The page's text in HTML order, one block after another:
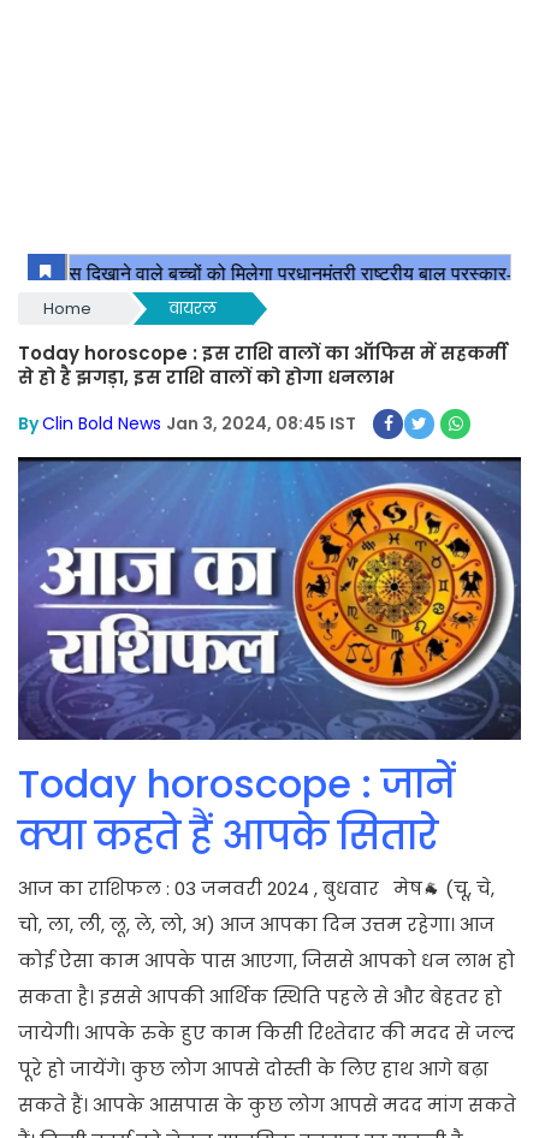
Home वायरल
Today horoscope : इस राशि वालों का ऑफिस में सहकर्मी
से हो है झगड़ा, इस राशि वालों को होगा धनलाभ
ByClin Bold News Jan 3, 2024, 08:45 IST
Today horoscope : जानें
क्या कहते हैं आपके सितारे
आज का राशिफल : 03 जनवरी 2024 , बुधवार मेष🐐 (चू, चे,
चो, ला, ली, लू, ले, लो, अ) आज आपका दिन उत्तम रहेगा। आज
कोई ऐसा काम आपके पास आएगा, जिससे आपको धन लाभ हो
सकता है। इससे आपकी आर्थिक स्थिति पहले से और बेहतर हो
जायेगी। आपके रुके हुए काम किसी रिश्तेदार की मदद से जल्द
पूरे हो जायेंगे। कुछ लोग आपसे दोस्ती के लिए हाथ आगे बढ़ा
सकते हैं। आपके आसपास के कुछ लोग आपसे मदद मांग सकते